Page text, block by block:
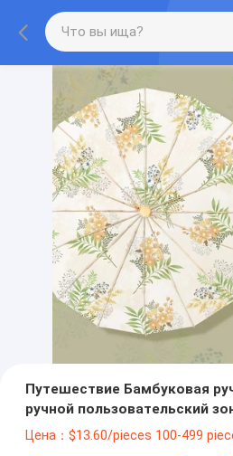
Путешествие Бамбуковая
ручной пользовательский
УФ-покрытие
Цена：$13.60/pieces 100-499